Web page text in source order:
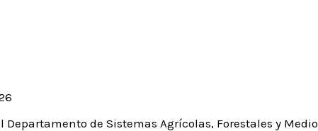
de Sistemas Agrícolas, Forestales y Medio